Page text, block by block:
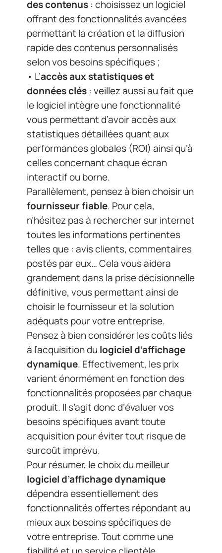
vous permettant d’avoir accès aux
statistiques détaillées quant aux
performances globales (ROI) ainsi qu’à
celles concernant chaque écran
interactif ou borne.
Parallèlement, pensez à bien choisir un
fournisseur fiable. Pour cela,
n’hésitez pas à rechercher sur internet
toutes les informations pertinentes
telles que : avis clients, commentaires
postés par eux… Cela vous aidera
grandement dans la prise décisionnelle
définitive, vous permettant ainsi de
choisir le fournisseur et la solution
adéquats pour votre entreprise.
Pensez à bien considérer les coûts liés
à l’acquisition dulogiciel d’affichage
dynamique. Effectivement, les prix
varient énormément en fonction des
fonctionnalités proposées par chaque
produit. Il s’agit donc d’évaluer vos
besoins spécifiques avant toute
acquisition pour éviter tout risque de
surcoût imprévu.
Pour résumer, le choix du meilleur
logiciel d’affichage dynamique
dépendra essentiellement des
fonctionnalités offertes répondant au
mieux aux besoins spécifiques de
votre entreprise. Tout comme une
fiabilité et un service clientèle
performants seront pris en compte
dans ce choix final.
Comment identifier les
problèmes courants de
guirlandes lumineuses et
comment les résoudre